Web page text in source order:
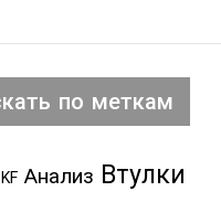
по меткам
Анализ Втулки